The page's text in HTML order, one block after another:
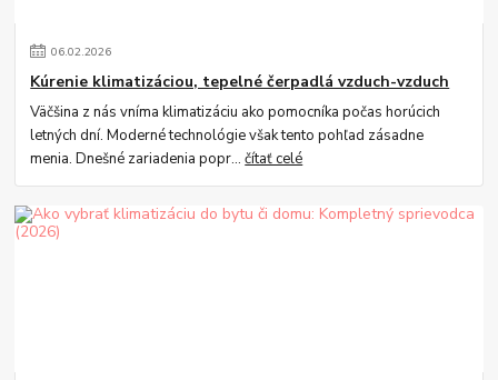
06.02.2026
Kúrenie klimatizáciou, tepelné čerpadlá vzduch-vzduch
Väčšina z nás vníma klimatizáciu ako pomocníka počas horúcich
letných dní. Moderné technológie však tento pohľad zásadne
menia. Dnešné zariadenia popr...čítať celé